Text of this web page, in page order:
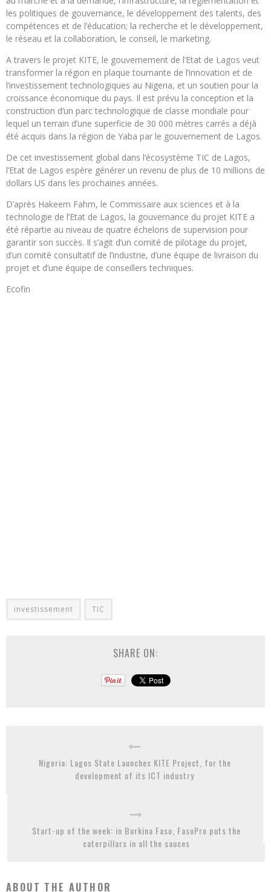
les politiques de gouvernance, le développement des talents, des
compétences et de l’éducation; la recherche et le développement,
le réseau et la collaboration, le conseil, le marketing.
A travers le projet KITE, le gouvernement de l’Etat de Lagos veut
transformer la région en plaque tournante de l’innovation et de
l’investissement technologiques au Nigeria, et un soutien pour la
croissance économique du pays. Il est prévu la conception et la
construction d’un parc technologique de classe mondiale pour
lequel un terrain d’une superficie de 30 000 mètres carrés a déjà
été acquis dans la région de Yaba par le gouvernement de Lagos.
De cet investissement global dans l’écosystème TIC de Lagos,
l’Etat de Lagos espère générer un revenu de plus de 10 millions de
dollars US dans les prochaines années.
D’après Hakeem Fahm, le Commissaire aux sciences et à la
technologie de l’Etat de Lagos, la gouvernance du projet KITE a
été répartie au niveau de quatre échelons de supervision pour
garantir son succès. Il s’agit d’un comité de pilotage du projet,
d’un comité consultatif de l’industrie, d’une équipe de livraison du
projet et d’une équipe de conseillers techniques.
Ecofin
investissement TIC
SHARE ON:
Nigeria: Lagos State Launches KITE Project, for the
development of its ICT industry
Start-up of the week: in Burkina Faso, FasoPro puts the
caterpillars in all the sauces
ABOUT THE AUTHOR